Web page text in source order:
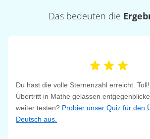
Das bedeuten die
Du hast die volle Sternenzahl erreicht.
Übertritt in Mathe gelassen
weiter testen? Probier unser Quiz für den
Deutsch aus.